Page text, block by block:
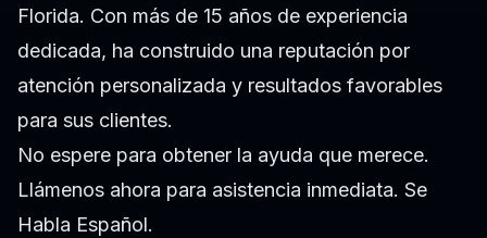
Florida. Con más de 15 años de experiencia
dedicada, ha construido una reputación por
atención personalizada y resultados favorables
para sus clientes.
No espere para obtener la ayuda que merece.
Llámenos ahora para asistencia inmediata. Se
Habla Español.